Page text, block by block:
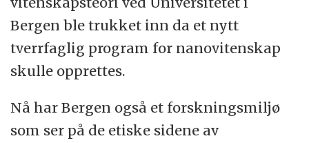
Bergen ble trukket inn da et nytt
tverrfaglig program for nanovitenskap
skulle opprettes.
Nå har Bergen også et forskningsmiljø
som ser på de etiske sidene av